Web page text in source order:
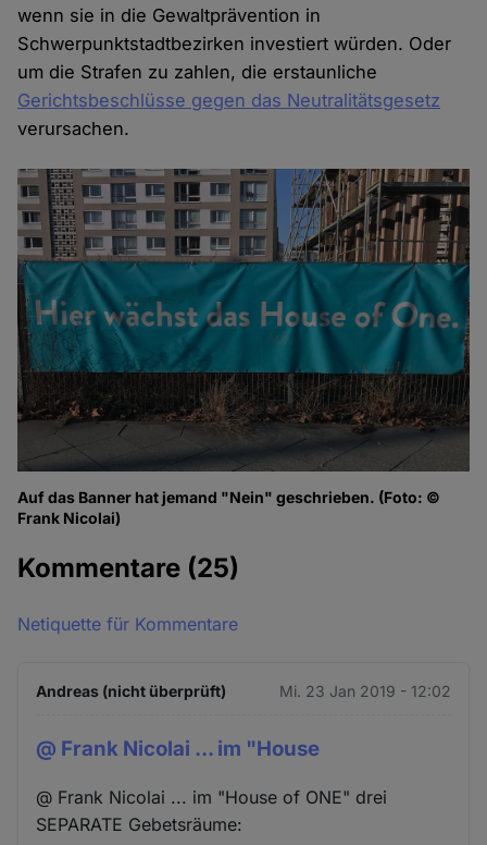
wenn sie in die Gewaltprävention in
Schwerpunktstadtbezirken investiert würden. Oder
um die Strafen zu zahlen, die erstaunliche
Gerichtsbeschlüsse gegen das Neutralitätsgesetz
verursachen.
Auf das Banner hat jemand "Nein" geschrieben. (Foto: ©
Frank Nicolai)
Kommentare (25)
Netiquette für Kommentare
Andreas (nicht überprüft) Mi. 23 Jan 2019 - 12:02
@ Frank Nicolai ... im "House
@ Frank Nicolai ... im "House of ONE" drei
SEPARATE Gebetsräume: